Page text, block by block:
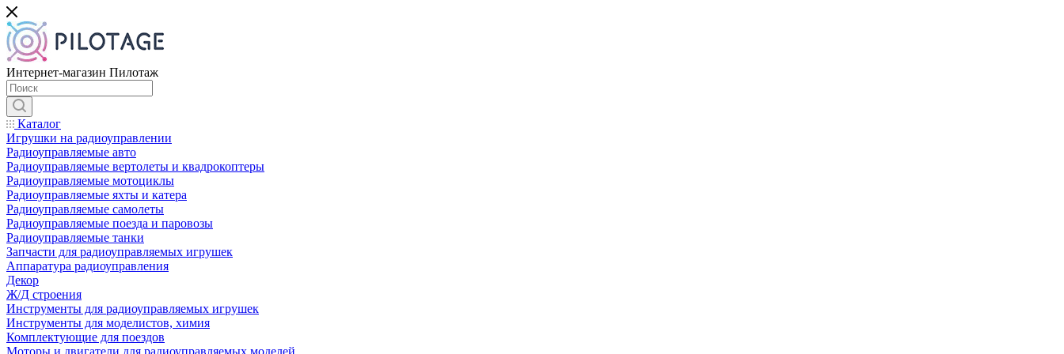
Интернет-магазин Пилотаж
Каталог
Игрушки на радиоуправлении
Радиоуправляемые авто
Радиоуправляемые вертолеты и квадрокоптеры
Радиоуправляемые мотоциклы
Радиоуправляемые яхты и катера
Радиоуправляемые самолеты
Радиоуправляемые поезда и паровозы
Радиоуправляемые танки
Запчасти для радиоуправляемых игрушек
Аппаратура радиоуправления
Декор
Ж/Д строения
Инструменты для радиоуправляемых игрушек
Инструменты для моделистов, химия
Комплектующие для поездов
Моторы и двигатели для радиоуправляемых моделей